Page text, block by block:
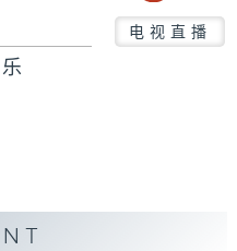
电视直播